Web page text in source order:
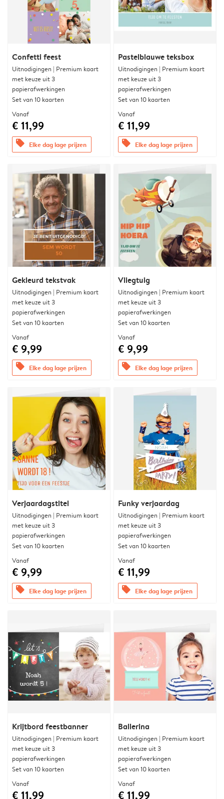
Confetti feest
Uitnodigingen | Premium kaart
met keuze uit 3
papierafwerkingen
Set van 10 kaarten
Vanaf
€ 11,99
offers Elke dag lage prijzen
Pastelblauwe teksbox
Uitnodigingen | Premium kaart
met keuze uit 3
papierafwerkingen
Set van 10 kaarten
Vanaf
€ 11,99
offers Elke dag lage prijzen
Gekleurd tekstvak
Uitnodigingen | Premium kaart
met keuze uit 3
papierafwerkingen
Set van 10 kaarten
Vanaf
€ 9,99
offers Elke dag lage prijzen
Vliegtuig
Uitnodigingen | Premium kaart
met keuze uit 3
papierafwerkingen
Set van 10 kaarten
Vanaf
€ 9,99
offers Elke dag lage prijzen
Verjaardagstitel
Uitnodigingen | Premium kaart
met keuze uit 3
papierafwerkingen
Set van 10 kaarten
Vanaf
€ 9,99
offers Elke dag lage prijzen
Funky verjaardag
Uitnodigingen | Premium kaart
met keuze uit 3
papierafwerkingen
Set van 10 kaarten
Vanaf
€ 11,99
offers Elke dag lage prijzen
Krijtbord feestbanner
Uitnodigingen | Premium kaart
met keuze uit 3
papierafwerkingen
Set van 10 kaarten
Vanaf
€ 11,99
Ballerina
Uitnodigingen | Premium kaart
met keuze uit 3
papierafwerkingen
Set van 10 kaarten
Vanaf
€ 11,99